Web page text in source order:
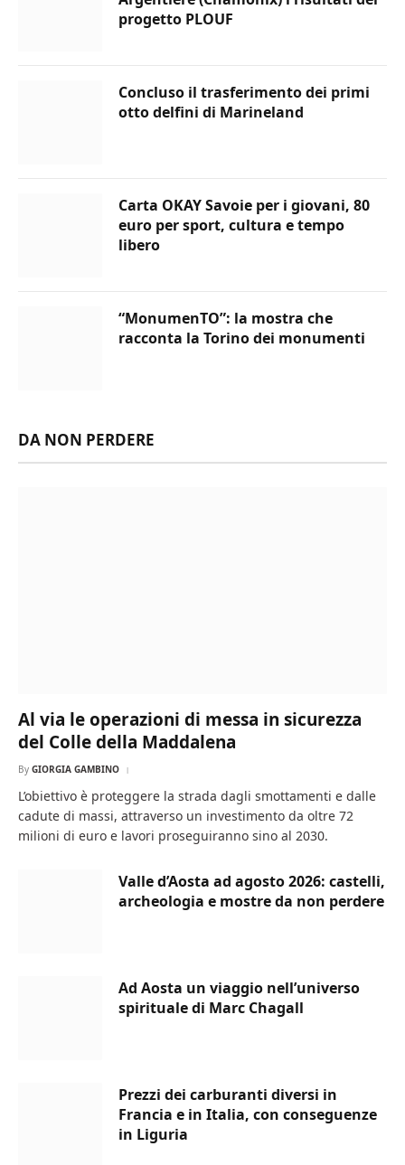
progetto PLOUF
Concluso il trasferimento dei primi
otto delfini di Marineland
Carta OKAY Savoie per i giovani, 80
euro per sport, cultura e tempo
libero
“MonumenTO”: la mostra che
racconta la Torino dei monumenti
DA NON PERDERE
Al via le operazioni di messa in sicurezza
del Colle della Maddalena
By GIORGIA GAMBINO
L’obiettivo è proteggere la strada dagli smottamenti e dalle
cadute di massi, attraverso un investimento da oltre 72
milioni di euro e lavori proseguiranno sino al 2030.
Valle d’Aosta ad agosto 2026: castelli,
archeologia e mostre da non perdere
Ad Aosta un viaggio nell’universo
spirituale di Marc Chagall
Prezzi dei carburanti diversi in
Francia e in Italia, con conseguenze
in Liguria